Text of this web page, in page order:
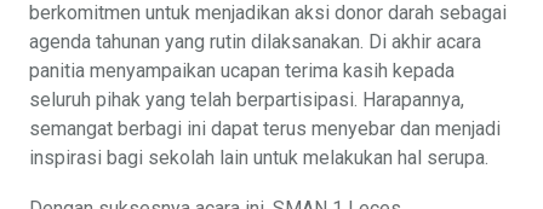
berkomitmen untuk menjadikan aksi donor darah sebagai
agenda tahunan yang rutin dilaksanakan. Di akhir acara
panitia menyampaikan ucapan terima kasih kepada
seluruh pihak yang telah berpartisipasi. Harapannya,
semangat berbagi ini dapat terus menyebar dan menjadi
inspirasi bagi sekolah lain untuk melakukan hal serupa.